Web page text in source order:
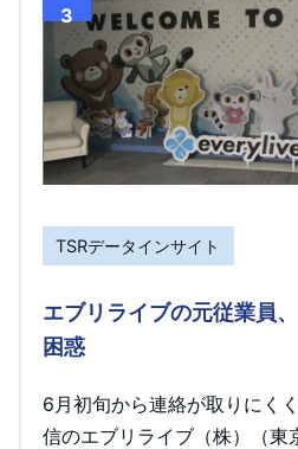
3
TSRデータインサイト
エブリライブの元従業員
困惑
6月初旬から連絡が取りにく
信のエブリライブ（株）（東